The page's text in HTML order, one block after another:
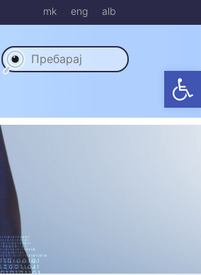
mk eng alb